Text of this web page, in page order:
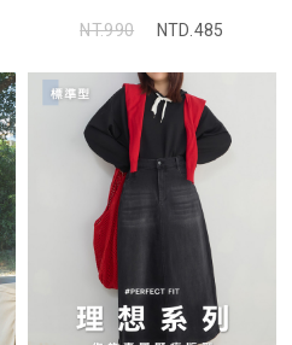
NT.990
NTD.485